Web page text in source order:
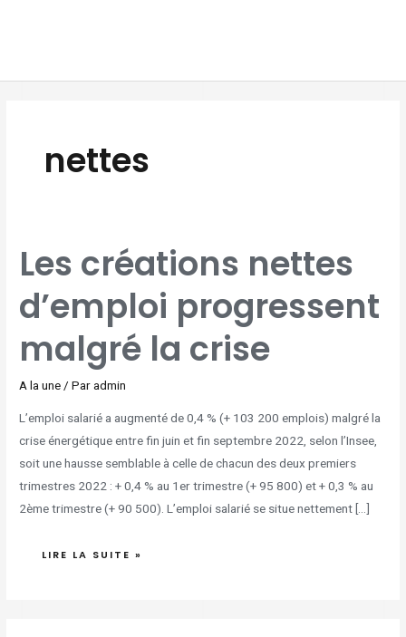
nettes
Les créations nettes
d’emploi progressent
malgré la crise
A la une/ Paradmin
L’emploi salarié a augmenté de 0,4 % (+ 103 200 emplois) malgré la
crise énergétique entre fin juin et fin septembre 2022, selon l’Insee,
soit une hausse semblable à celle de chacun des deux premiers
trimestres 2022 : + 0,4 % au 1er trimestre (+ 95 800) et + 0,3 % au
2ème trimestre (+ 90 500). L’emploi salarié se situe nettement […]
CRÉATIONS
NETTES
D’EMPLOI
MALGRÉ
LA
CRISE
LIRE LA SUITE »